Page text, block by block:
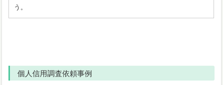
う。
個人信用調査依頼事例